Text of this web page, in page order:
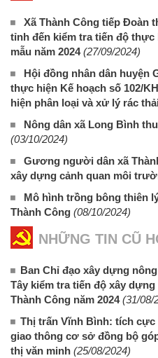
Xã Thành Công tiếp Đoàn
tỉnh đến kiểm tra tiến độ
mẫu năm 2024 (27/09/2024)
Hội đồng nhân dân huyện
thực hiện Kế hoạch số 102/
hiện phân loại và xử lý rác
Nông dân xã Long Bình
(03/10/2024)
Gương người dân xã
xây dựng cảnh quan môi
Mô hình trồng bông thiên
Thành Công (08/10/2024)
NHỮNG TIN CŨ
Ban Chỉ đạo xây dựng
Tây kiểm tra tiến độ xây
Thành Công năm 2024 (31/08/
Thị trấn Vĩnh Bình: tích
giao thông cơ sở đồng bộ
thị văn minh (25/08/2024)